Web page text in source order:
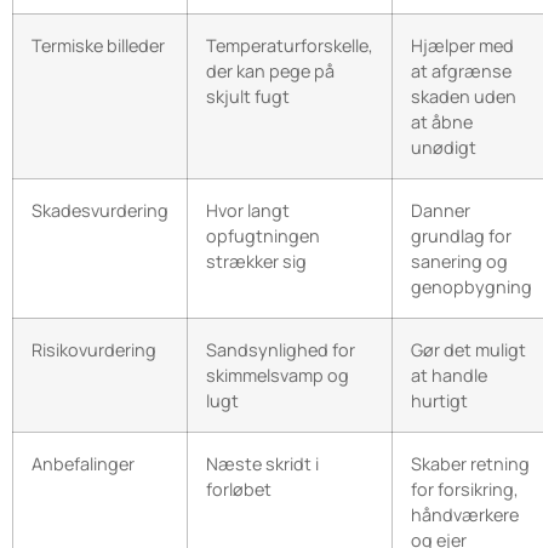
Termiske billeder
Temperaturforskelle,
der kan pege på
skjult fugt
Hjælper med
at afgrænse
skaden uden
at åbne
unødigt
Skadesvurdering
Hvor langt
opfugtningen
strækker sig
Danner
grundlag for
sanering og
genopbygning
Risikovurdering
Sandsynlighed for
skimmelsvamp og
lugt
Gør det muligt
at handle
hurtigt
Anbefalinger
Næste skridt i
forløbet
Skaber retning
for forsikring,
håndværkere
og ejer